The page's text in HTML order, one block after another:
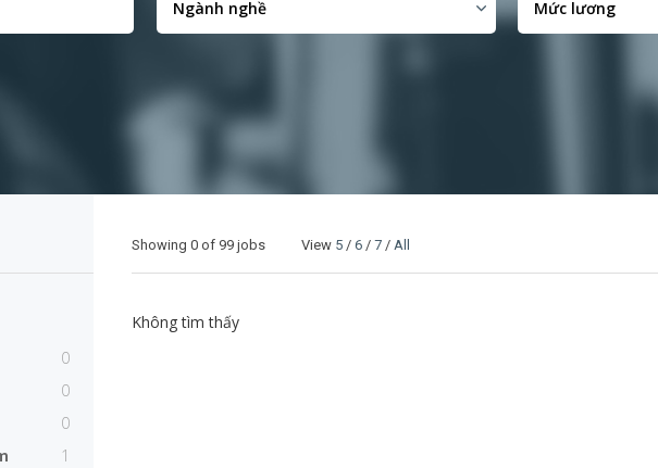
0
0
0
1
Showing 0 of 99 jobs View 5 / 6 / 7 / All
Không tìm thấy